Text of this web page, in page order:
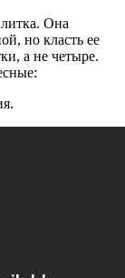
Она
но класть ее
а не четыре.